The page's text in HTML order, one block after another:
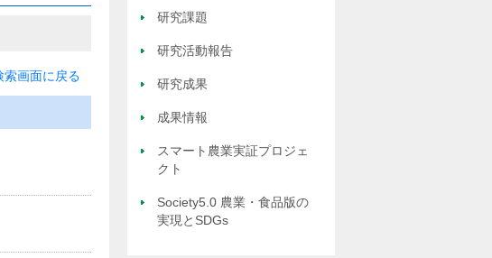
画面に戻る
研究課題
研究活動報告
研究成果
成果情報
スマート農業実証プロジェ
クト
Society5.0 農業・食品版の
実現とSDGs